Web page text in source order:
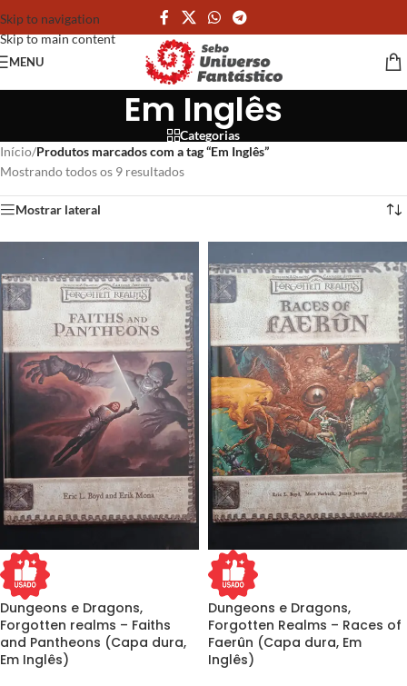
Skip to navigation
Skip to main content
MENU
Em Inglês
Categorias
Início/Produtos marcados com a tag “Em Inglês”
Mostrando todos os 9 resultados
Mostrar lateral
Dungeons e Dragons,
Forgotten realms – Faiths
and Pantheons (Capa dura,
Em Inglês)
Dungeons e Dragons,
Forgotten Realms – Races of
Faerûn (Capa dura, Em
Inglês)